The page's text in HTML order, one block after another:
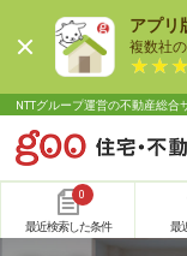
アプリ
複数社
NTTグループ運営の不動産総合
0
最近検索した条件 最